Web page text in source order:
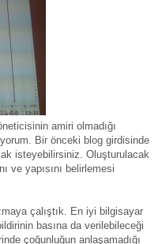
amiri olmadığı
Bir önceki blog girdisinde
isteyebilirsiniz. Oluşturulacak
ve yapısını belirlemesi
çalıştık. En iyi bilgisayar
basına da verilebileceği
çoğunluğun anlaşamadığı